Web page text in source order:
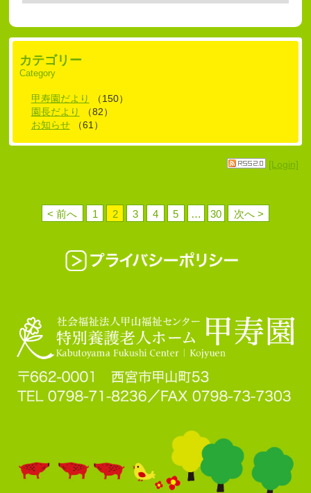
カテゴリー
Category
甲寿園だより
（150）
園長だより
（82）
お知らせ
（61）
[Login]
< 前へ 1 2 3 4 5 … 30 次へ >